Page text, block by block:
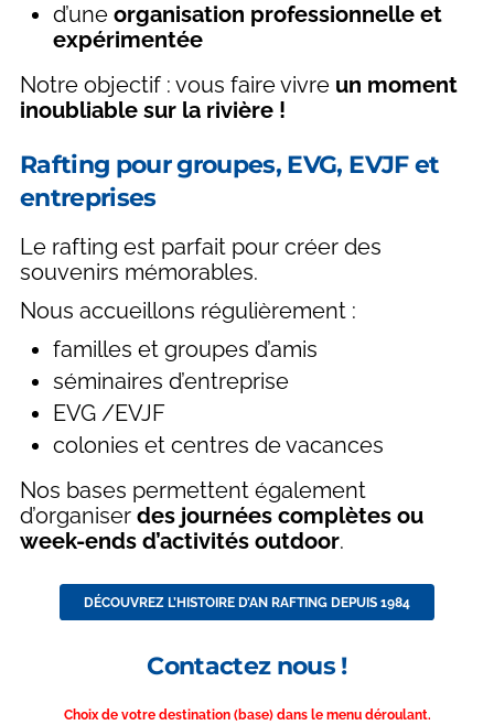
d’une organisation professionnelle et
expérimentée
Notre objectif : vous faire vivre un moment
inoubliable sur la rivière !
Rafting pour groupes, EVG, EVJF et
entreprises
Le rafting est parfait pour créer des
souvenirs mémorables.
Nous accueillons régulièrement :
familles et groupes d’amis
séminaires d’entreprise
EVG /EVJF
colonies et centres de vacances
Nos bases permettent également
d’organiser des journées complètes ou
week-ends d’activités outdoor.
DÉCOUVREZ L’HISTOIRE D’AN RAFTING DEPUIS 1984
Contactez nous !
Choix de votre destination (base) dans le menu déroulant.